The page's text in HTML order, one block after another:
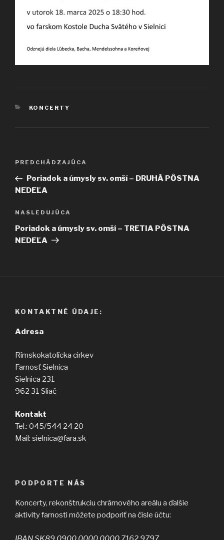
KATEGÓRIE
KONCERTY
Navigácia
článku
Predchádzajúci
článok
PREDCHÁDZAJÚCA
Poriadok a úmysly sv. omší – DRUHÁ PȎSTNA
NEDEĽA
Ďalší
článok
NASLEDUJÚCA
Poriadok a úmysly sv. omší – TRETIA PȎSTNA
NEDEĽA
KONTAKTNÉ ÚDAJE:
Adresa
Rímskokatolícka cirkev
Farnosť Sielnica
Sielnica 231
962 31 Sliač
Kontakt
Tel.: 045/544 24 20
Mail: sielnica@fara.sk
PODPORTE NÁS
Koncerty, rekonštrukciu chrámového areálu a ďalšie
aktivity farnosti môžete podporiť na čísle účtu: